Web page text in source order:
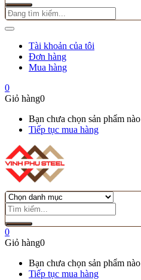
Tài khoản của tôi
Đơn hàng
Mua hàng
0
Giỏ hàng0
Bạn chưa chọn sản phẩm nào
Tiếp tục mua hàng
0
Giỏ hàng0
Bạn chưa chọn sản phẩm nào
Tiếp tục mua hàng